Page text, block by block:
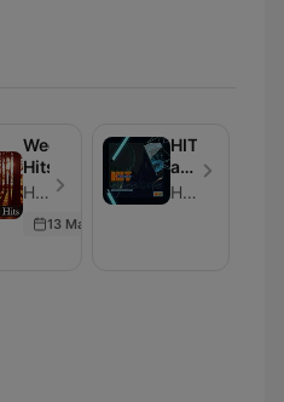
Weekend
Hits
Hit FM - Aflevering 3
13 Mar 2025
HIT
and
Dance
HIT FM